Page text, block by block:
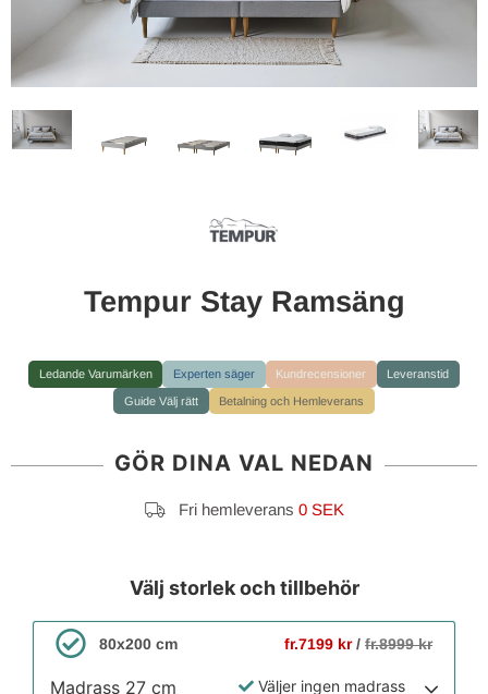
Tempur Stay Ramsäng
Ledande Varumärken Experten säger Kundrecensioner Leveranstid
Guide Välj rätt Betalning och Hemleverans
GÖR DINA VAL NEDAN
Fri hemleverans 0 SEK
Välj storlek och tillbehör
80x200 cm fr.7199 kr/ fr.8999 kr
Madrass 27 cm Väljer ingen madrass